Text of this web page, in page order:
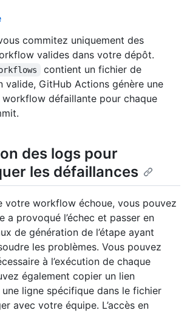
commitez uniquement des
valides dans votre dépôt.
contient un fichier de
valide, GitHub Actions génère une
défaillante pour chaque
des logs pour
les défaillances
votre workflow échoue, vous pouvez
a provoqué l’échec et passer en
de génération de l’étape ayant
les problèmes. Vous pouvez
à l’exécution de chaque
également copier un lien
ligne spécifique dans le fichier
avec votre équipe. L’accès en